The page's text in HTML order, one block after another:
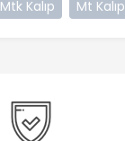
Mtk Kalıp Mt Kalıp